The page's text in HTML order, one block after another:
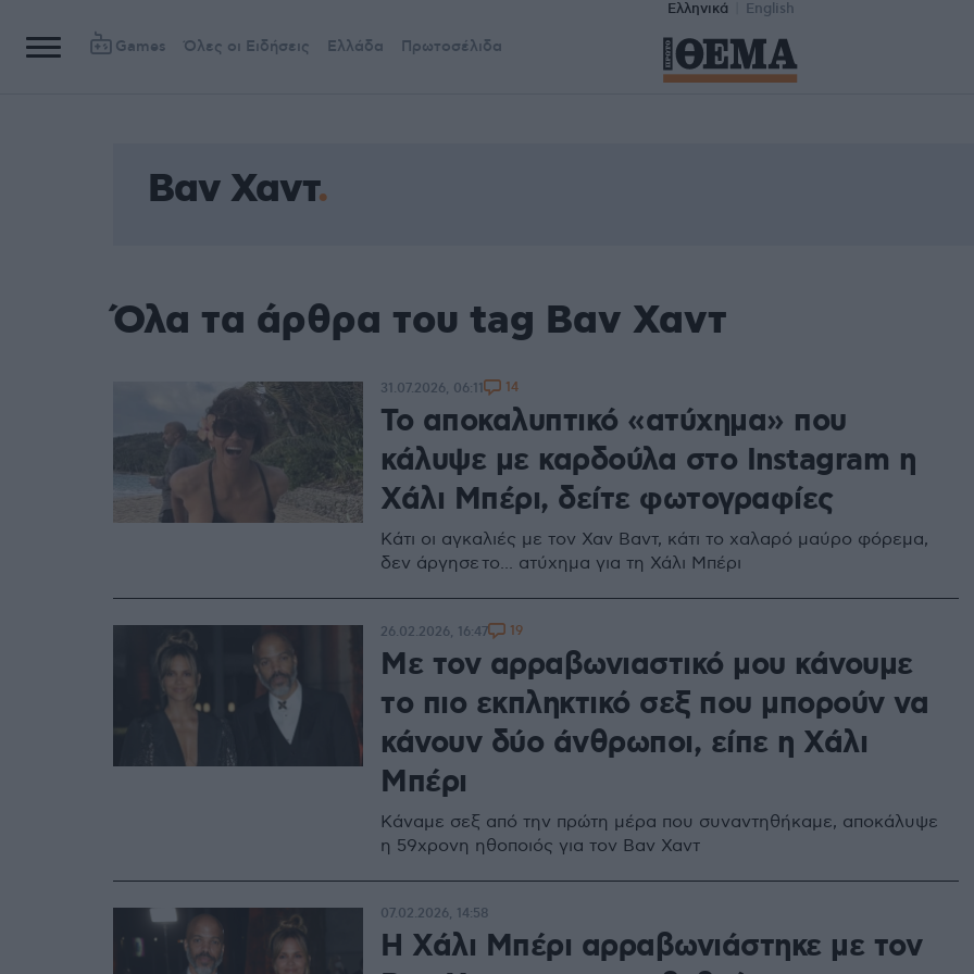
Ελληνικά English
Games Όλες οι Ειδήσεις Ελλάδα Πρωτοσέλιδα
Βαν Χαντ
Όλα τα άρθρα του tag Βαν Χαντ
Το αποκαλυπτικό «ατύχημα» που
κάλυψε με καρδούλα στο Instagram η
Χάλι Μπέρι, δείτε φωτογραφίες
Κάτι οι αγκαλιές με τον Χαν Βαντ, κάτι το χαλαρό μαύρο φόρεμα,
δεν άργησε το... ατύχημα για τη Χάλι Μπέρι
31.07.2026, 06:11 14
Με τον αρραβωνιαστικό μου κάνουμε
το πιο εκπληκτικό σεξ που μπορούν να
κάνουν δύο άνθρωποι, είπε η Χάλι
Μπέρι
Κάναμε σεξ από την πρώτη μέρα που συναντηθήκαμε, αποκάλυψε
η 59χρονη ηθοποιός για τον Βαν Χαντ
26.02.2026, 16:47 19
Η Χάλι Μπέρι αρραβωνιάστηκε με τον
07.02.2026, 14:58